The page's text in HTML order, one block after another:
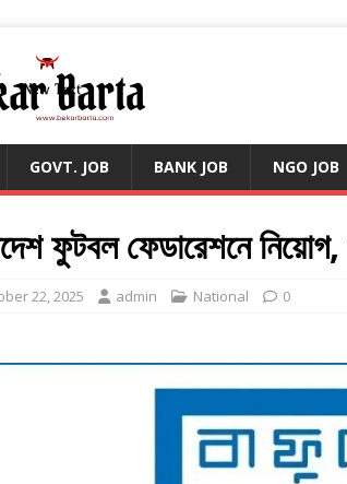
GOVT. JOB BANK JOB NGO JOB
ফুটবল ফেডারেশনে
22, 2025 admin National 0